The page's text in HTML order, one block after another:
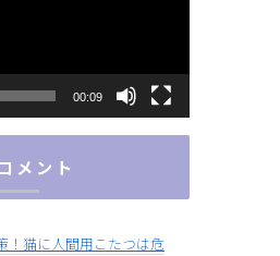
00:09
メント
！猫に人間用こたつは危